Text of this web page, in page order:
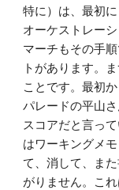
特に）は、最初
オーケストレー
マーチもその手
トがあります。
ことです。最初
パレードの平山
スコアだと言っ
はワーキングメ
て、消して、ま
がりません。こ